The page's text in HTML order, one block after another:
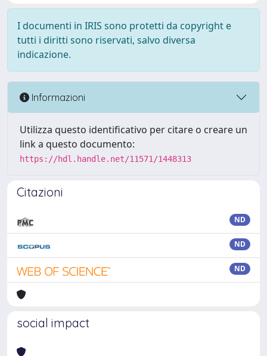
I documenti in IRIS sono protetti da copyright e
tutti i diritti sono riservati, salvo diversa
indicazione.
Informazioni
Utilizza questo identificativo per citare o creare un
link a questo documento:
https://hdl.handle.net/11571/1448313
Citazioni
ND
ND
ND
social impact